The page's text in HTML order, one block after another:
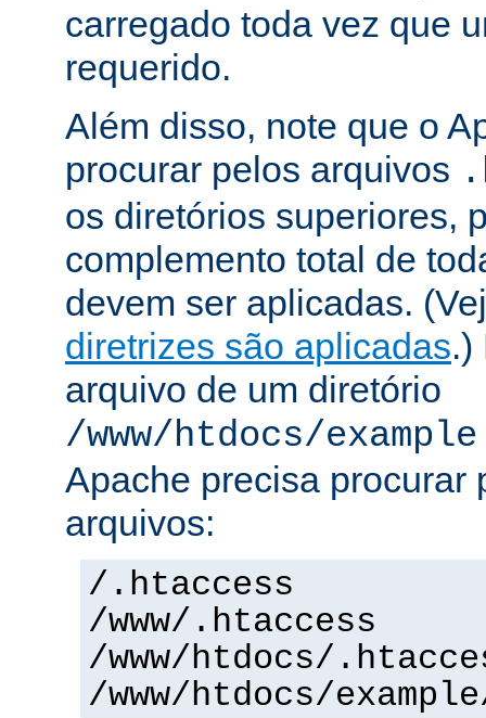
carregado toda vez que
requerido.
Além disso, note que o
procurar pelos arquivos
os diretórios superiores,
complemento total de
devem ser aplicadas.
diretrizes são aplicadas.)
arquivo de um diretório
/www/htdocs/example
Apache precisa procurar
arquivos:
/.htaccess
/www/.htaccess
/www/htdocs/
/www/htdocs/